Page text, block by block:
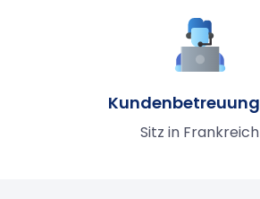
Sitz in Frankreich